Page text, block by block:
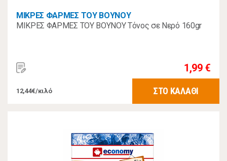
ΜΙΚΡΕΣ ΦΑΡΜΕΣ ΤΟΥ ΒΟΥΝΟΥ
ΜΙΚΡΕΣ ΦΑΡΜΕΣ ΤΟΥ ΒΟΥΝΟΥ Τόνος σε Νερό 160gr
1,99 €
12,44€/κιλό ΣΤΟ ΚΑΛΑΘΙ